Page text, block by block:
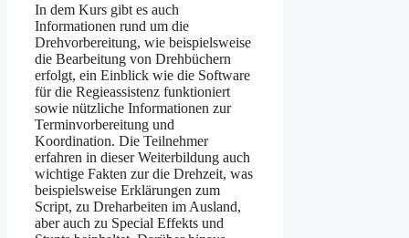
In dem Kurs gibt es auch
Informationen rund um die
Drehvorbereitung, wie beispielsweise
die Bearbeitung von Drehbüchern
erfolgt, ein Einblick wie die Software
für die Regieassistenz funktioniert
sowie nützliche Informationen zur
Terminvorbereitung und
Koordination. Die Teilnehmer
erfahren in dieser Weiterbildung auch
wichtige Fakten zur die Drehzeit, was
beispielsweise Erklärungen zum
Script, zu Dreharbeiten im Ausland,
aber auch zu Special Effekts und